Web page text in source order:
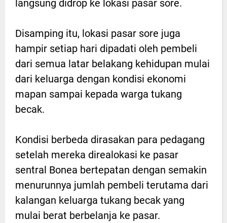
langsung didrop ke lokasi pasar sore.
Disamping itu, lokasi pasar sore juga
hampir setiap hari dipadati oleh pembeli
dari semua latar belakang kehidupan mulai
dari keluarga dengan kondisi ekonomi
mapan sampai kepada warga tukang
becak.
Kondisi berbeda dirasakan para pedagang
setelah mereka direalokasi ke pasar
sentral Bonea bertepatan dengan semakin
menurunnya jumlah pembeli terutama dari
kalangan keluarga tukang becak yang
mulai berat berbelanja ke pasar.